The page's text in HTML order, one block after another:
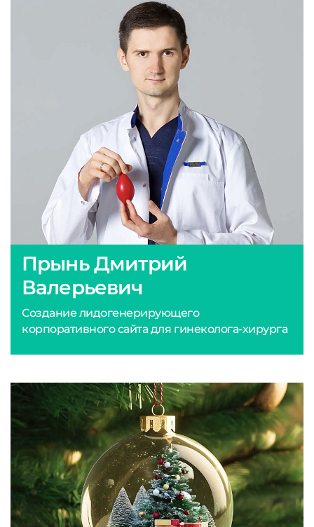
Прынь Дмитрий
Валерьевич
Создание лидогенерирующего
корпоративного сайта для гинеколога-хирурга